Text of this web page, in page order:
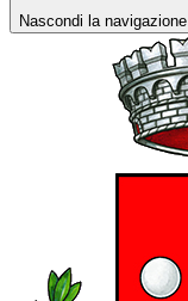
Nascondi la navigazione